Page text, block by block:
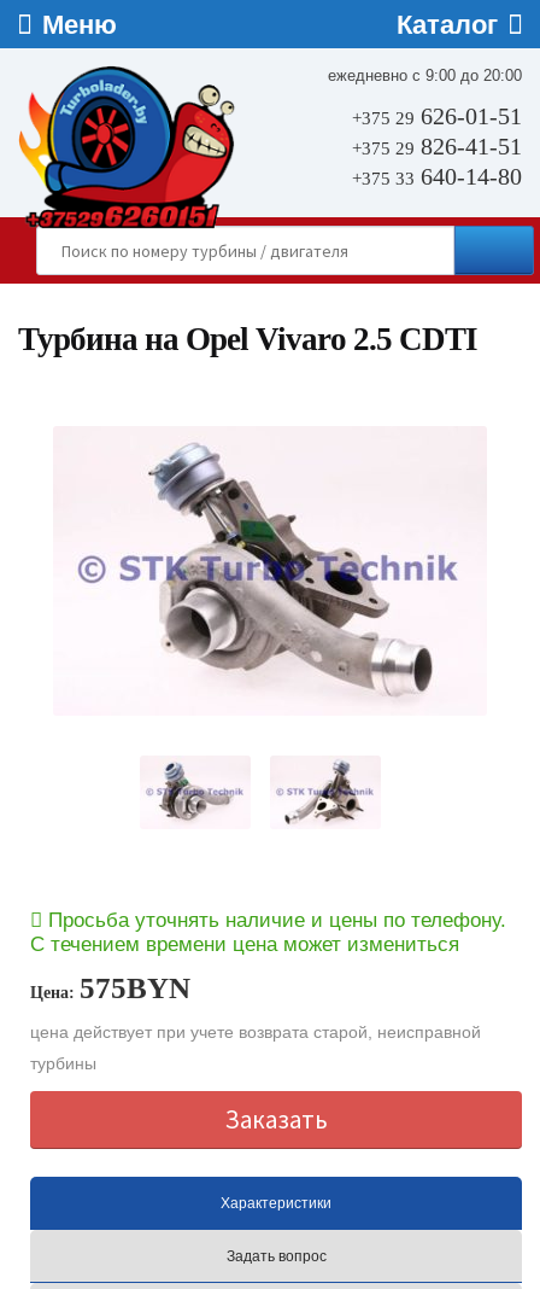
ежедневно с 9:00 до 20:00
+375 29 626-01-51
+375 29 826-41-51
+375 33 640-14-80
Турбина на Opel Vivaro 2.5 CDTI
Просьба уточнять наличие и цены по телефону.
С течением времени цена может измениться
Цена: 575BYN
цена действует при учете возврата старой, неисправной
турбины
Заказать
Характеристики
Задать вопрос